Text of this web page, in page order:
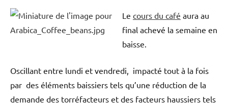
Le cours du café aura au
final achevé la semaine en
baisse.
Oscillant entre lundi et vendredi, impacté tout à la fois
par des éléments baissiers tels qu’une réduction de la
demande des torréfacteurs et des facteurs haussiers tels